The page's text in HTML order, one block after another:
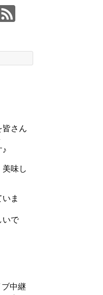
皆さん
♪
味し
ま
いで
ブ中継